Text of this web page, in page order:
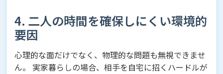
4. 二人の時間を確保しにくい環境的
要因
心理的な面だけでなく、物理的な問題も無視できませ
ん。 実家暮らしの場合、相手を自宅に招くハードルが